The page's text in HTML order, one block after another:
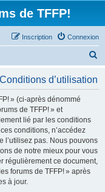
de TFFP!
Connexion
Inscription
d’utilisation
» (ci-après dénommé
de TFFP! » et
lié par les conditions
conditions, n’accédez
l’utilisez pas. Nous pouvons
de notre mieux pour vous
régulièrement ce document,
forums de TFFP! » après
à jour.